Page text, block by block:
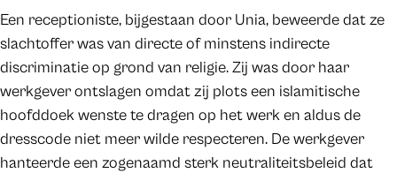
Een receptioniste, bijgestaan door Unia, beweerde dat ze
slachtoffer was van directe of minstens indirecte
discriminatie op grond van religie. Zij was door haar
werkgever ontslagen omdat zij plots een islamitische
hoofddoek wenste te dragen op het werk en aldus de
dresscode niet meer wilde respecteren. De werkgever
hanteerde een zogenaamd sterk neutraliteitsbeleid dat